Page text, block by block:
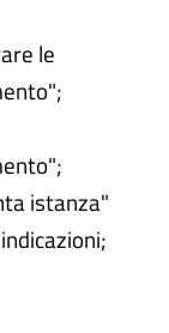
le
istanza"